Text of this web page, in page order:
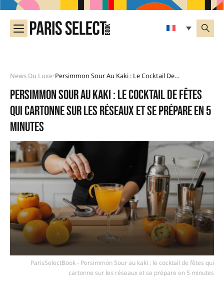
News Du Luxe• Persimmon Sour Au Kaki : Le Cocktail De Fêtes Qui Cartonne Sur Les Réseaux Et Se Prépare En 5 Minutes
Persimmon Sour au kaki : le cocktail de fêtes
qui cartonne sur les réseaux et se prépare en 5
minutes
ParisSelectBook - Persimmon Sour au kaki : le cocktail de fêtes qui
cartonne sur les réseaux et se prépare en 5 minutes